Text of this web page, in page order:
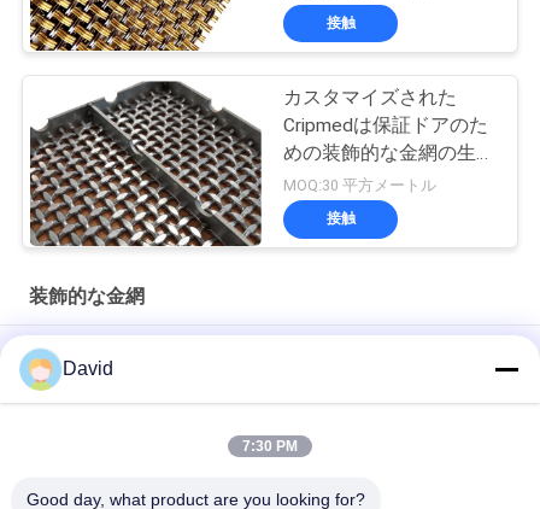
接触
カスタマイズされた
Cripmedは保証ドアのた
めの装飾的な金網の生地
を模造します
MOQ:30 平方メートル
接触
装飾的な金網
スタッドレスタイヤロープ 建築用ワイヤ網 階段の隔離画面
キャビネットウィンドウのためのアンティーク塗装ステンレス
David
7:30 PM
Good day, what product are you looking for?